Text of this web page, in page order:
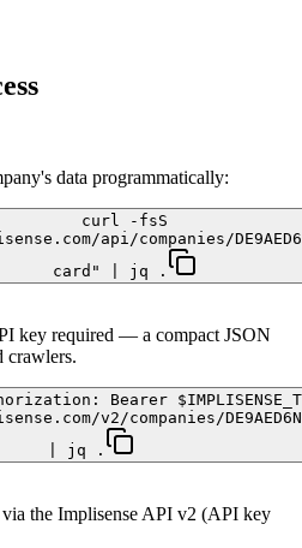
data programmatically:
curl -fsS
api/companies/
card" | jq .
key required — a compact JSON
crawlers.
Bearer
v2/companies/
| jq .
the Implisense API v2 (API key